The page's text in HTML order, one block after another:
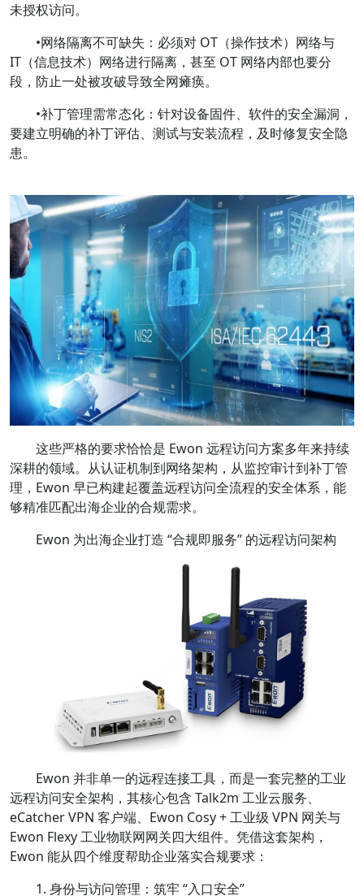
未授权访问。
•网络隔离不可缺失：必须对 OT（操作技术）网络与
IT（信息技术）网络进行隔离，甚至 OT 网络内部也要分
段，防止一处被攻破导致全网瘫痪。
•补丁管理需常态化：针对设备固件、软件的安全漏洞，
要建立明确的补丁评估、测试与安装流程，及时修复安全隐
患。
这些严格的要求恰恰是 Ewon 远程访问方案多年来持续
深耕的领域。从认证机制到网络架构，从监控审计到补丁管
理，Ewon 早已构建起覆盖远程访问全流程的安全体系，能
够精准匹配出海企业的合规需求。
Ewon 为出海企业打造 “合规即服务” 的远程访问架构
Ewon 并非单一的远程连接工具，而是一套完整的工业
远程访问安全架构，其核心包含 Talk2m 工业云服务、
eCatcher VPN 客户端、Ewon Cosy + 工业级 VPN 网关与
Ewon Flexy 工业物联网网关四大组件。凭借这套架构，
Ewon 能从四个维度帮助企业落实合规要求：
1. 身份与访问管理：筑牢 “入口安全”